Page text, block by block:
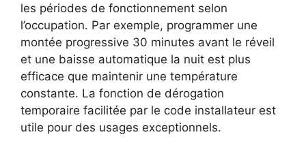
les périodes de fonctionnement selon
l’occupation. Par exemple, programmer une
montée progressive 30 minutes avant le réveil
et une baisse automatique la nuit est plus
efficace que maintenir une température
constante. La fonction de dérogation
temporaire facilitée par le code installateur est
utile pour des usages exceptionnels.